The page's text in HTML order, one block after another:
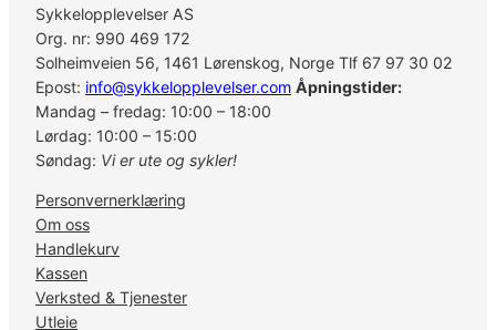
r
o
t
o
r
S
M
R
T
8
6
6
Sykkelopplevelser AS
Org. nr: 990 469 172
Solheimveien 56, 1461 Lørenskog, Norge Tlf 67 97 30 02
Epost: info@sykkelopplevelser.com Åpningstider:
Mandag – fredag: 10:00 – 18:00
Lørdag: 10:00 – 15:00
Søndag: Vi er ute og sykler!
Personvernerklæring
Om oss
Handlekurv
Kassen
Verksted & Tjenester
Utleie